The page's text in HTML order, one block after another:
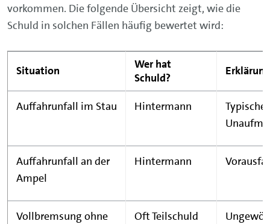
vorkommen. Die folgende Übersicht zeigt, wie die
Schuld in solchen Fällen häufig bewertet wird:
Situation
Wer hat
Schuld?
Erklärung
Auffahrunfall im Stau Hintermann
Auffahrunfall an der
Ampel
Hintermann
Vollbremsung ohne
Oft Teilschuld